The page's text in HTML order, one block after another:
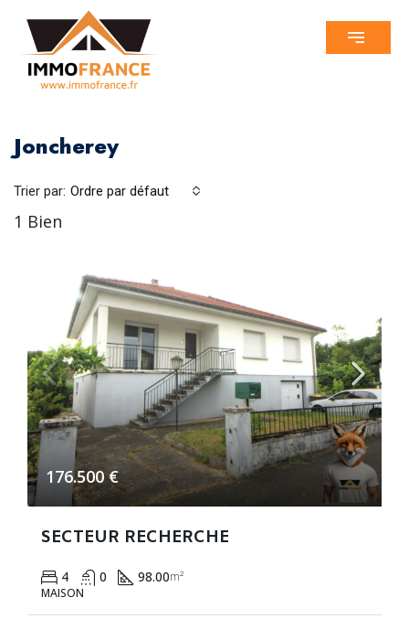
Joncherey
1 Bien
Trier par: Ordre par défaut
176.500 €
SECTEUR RECHERCHE
4 0 98.00m²
MAISON